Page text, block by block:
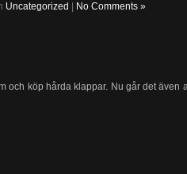
Uncategorized No Comments »
och köp hårda klappar. Nu går det även